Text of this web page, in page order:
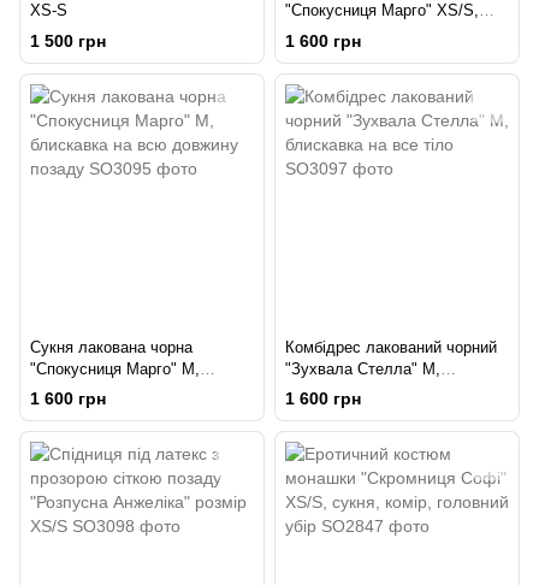
XS-S
1 500 грн
"Спокусниця Марго" XS/S,
блискавка на всю довжину
1 600 грн
Сукня лакована чорна
"Спокусниця Марго" М,
блискавка на всю довжину
1 600 грн
Комбідрес лакований чорний
"Зухвала Стелла" M,
блискавка на все тіло
1 600 грн